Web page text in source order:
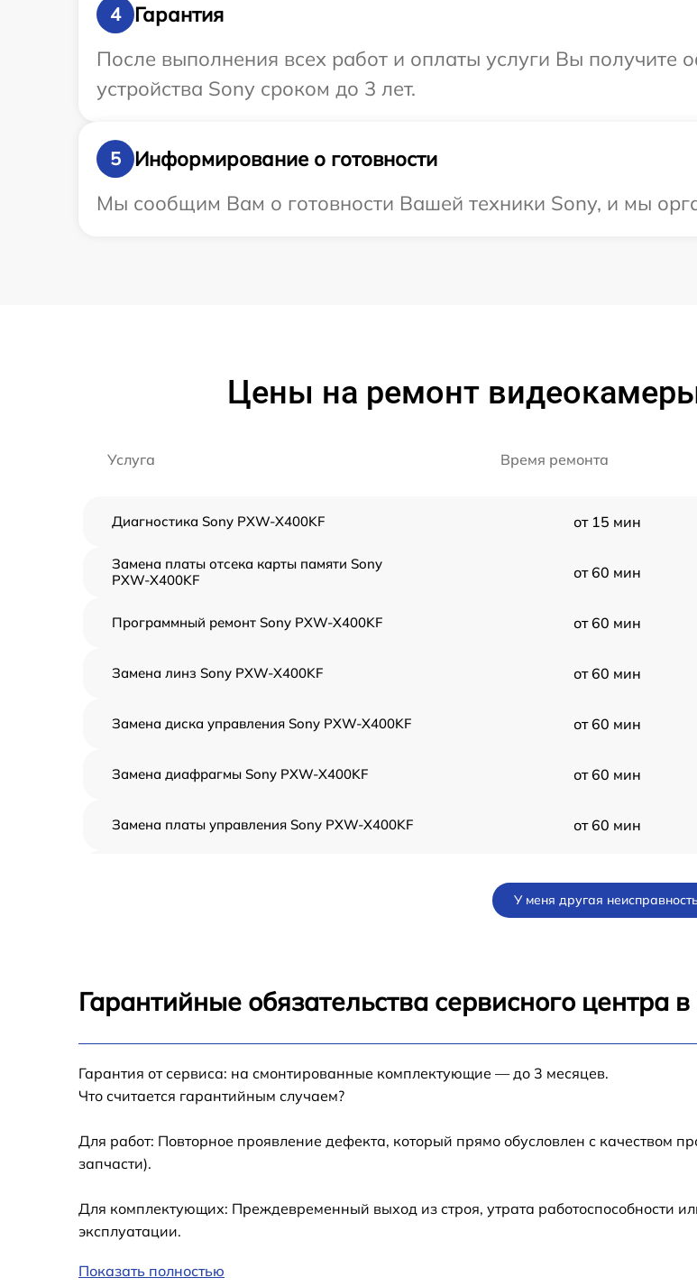
4
Гарантия
После выполнения всех работ и оплаты услуги Вы
устройства Sony сроком до 3 лет.
5
Информирование о готовности
Мы сообщим Вам о готовности Вашей техники Sony, и мы
Цены на ремонт видеокамеры
Услуга Время ремонта
Диагностика Sony PXW-X400KF от 15 мин
Замена платы отсека карты памяти Sony
PXW-X400KF
от 60 мин
Программный ремонт Sony PXW-X400KF от 60 мин
Замена линз Sony PXW-X400KF от 60 мин
Замена диска управления Sony PXW-X400KF от 60 мин
Замена диафрагмы Sony PXW-X400KF от 60 мин
Замена платы управления Sony PXW-X400KF от 60 мин
Замена кнопки включения Sony PXW-
X400KF
от 60 мин
X400KF
У меня другая
Гарантийные обязательства сервисного центра
Гарантия от сервиса: на смонтированные комплектующие — до 3 месяцев.
Что считается гарантийным случаем?
Для работ: Повторное проявление дефекта, который прямо обусловлен с качеством
запчасти).
Для комплектующих: Преждевременный выход из строя, утрата работоспособности
эксплуатации.
Показать полностью